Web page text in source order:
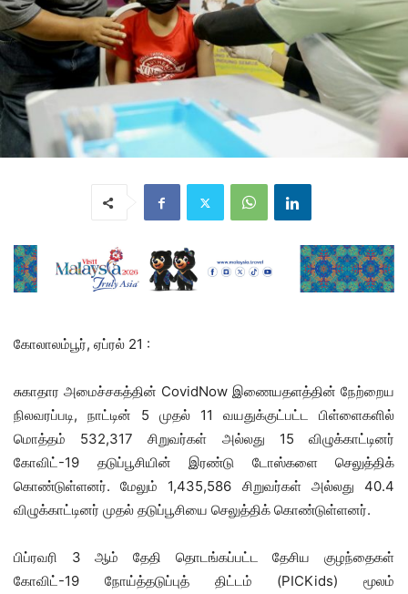
கோலாலம்பூர், ஏப்ரல் 21 :
சுகாதார அமைச்சகத்தின் CovidNow இணையதளத்தின் நேற்றைய
நிலவரப்படி, நாட்டின் 5 முதல் 11 வயதுக்குட்பட்ட பிள்ளைகளில்
மொத்தம் 532,317 சிறுவர்கள் அல்லது 15 விழுக்காட்டினர்
கோவிட்-19 தடுப்பூசியின் இரண்டு டோஸ்களை செலுத்திக்
கொண்டுள்ளனர். மேலும் 1,435,586 சிறுவர்கள் அல்லது 40.4
விழுக்காட்டினர் முதல் தடுப்பூசியை செலுத்திக் கொண்டுள்ளனர்.
பிப்ரவரி 3 ஆம் தேதி தொடங்கப்பட்ட தேசிய குழந்தைகள்
கோவிட்-19 நோய்த்தடுப்புத் திட்டம் (PICKids) மூலம்